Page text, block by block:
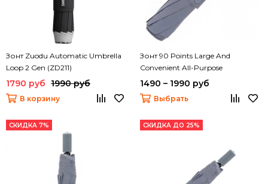
Зонт Zuodu Automatic Umbrella
Loop 2 Gen (ZD211)
1790 руб 1990 руб
В корзину
Зонт 90 Points Large And
Convenient All-Purpose
1490 – 1990 руб
Выбрать
СКИДКА 7% СКИДКА ДО 25%